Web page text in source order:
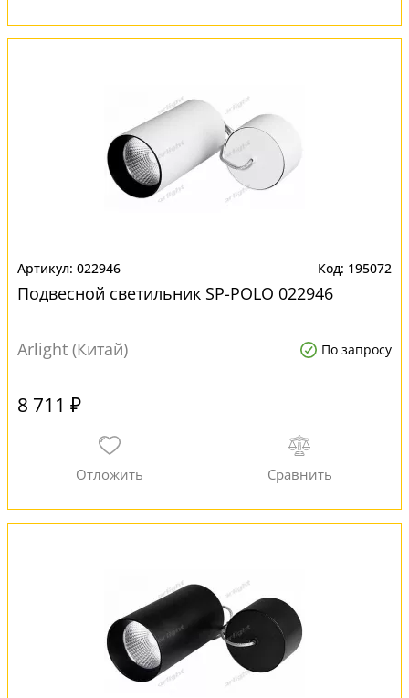
022946 195072
Подвесной светильник SP-POLO 022946
Arlight (Китай) По запросу
8 711 ₽